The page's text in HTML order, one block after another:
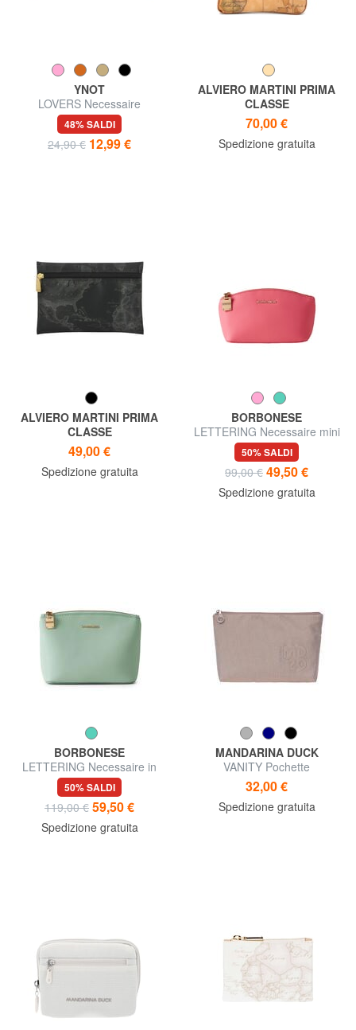
YNOT
LOVERS Necessaire
48% SALDI
24,90 € 12,99 €
ALVIERO MARTINI PRIMA
CLASSE
GEO CLASSIC Bustina con
polsierina
70,00 €
Spedizione gratuita
ALVIERO MARTINI PRIMA
CLASSE
GEO SOFT Bustina
rettangolare grande
49,00 €
Spedizione gratuita
BORBONESE
LETTERING Necessaire mini
in pelle
50% SALDI
99,00 € 49,50 €
Spedizione gratuita
BORBONESE
LETTERING Necessaire in
pelle
50% SALDI
119,00 € 59,50 €
Spedizione gratuita
MANDARINA DUCK
VANITY Pochette
32,00 €
Spedizione gratuita